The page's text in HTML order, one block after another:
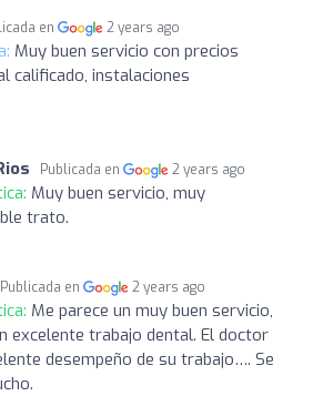
en 2 years ago
Muy buen servicio con precios
calificado, instalaciones
Publicada en 2 years ago
Muy buen servicio, muy
trato.
Publicada en 2 years ago
Me parece un muy buen servicio,
excelente trabajo dental. El doctor
desempeño de su trabajo…. Se